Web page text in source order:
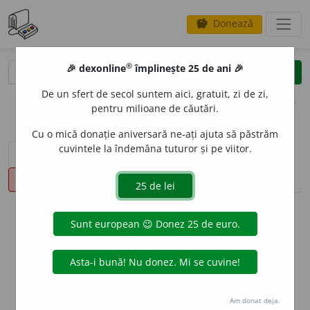
savings Donează
clear
opțiuni
sinteza definițiilor (1) definiții (16)
declinări
info
Aceste definiții sunt compilate de
echipa dexonline. Definițiile
originale se află pe filadefiniții.
Puteți reordona filele pe pagina de
🎉 dexonline® împlinește 25 de ani 🎉
De un sfert de secol suntem aici, gratuit, zi de zi,
pentru milioane de căutări.
Cu o mică donație aniversară ne-ați ajuta să păstrăm
cuvintele la îndemâna tuturor și pe viitor.
Am donat deja.